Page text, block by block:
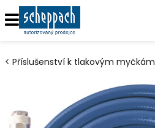
Příslušenství k tlakovým myčkám